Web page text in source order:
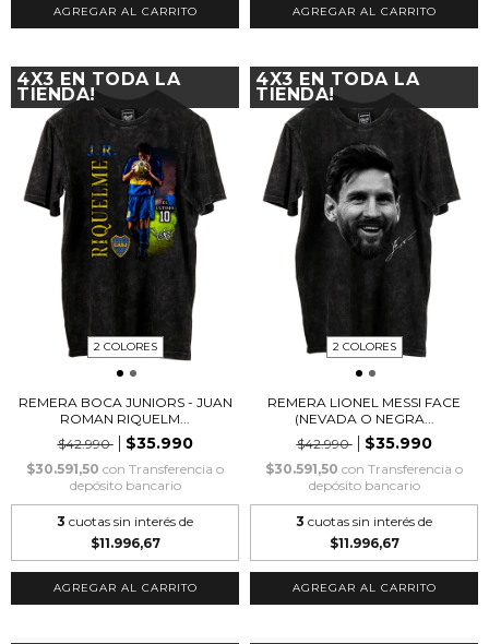
AGREGAR AL CARRITO AGREGAR AL CARRITO
4X3 EN TODA LA
TIENDA!
2 COLORES
REMERA BOCA JUNIORS - JUAN
ROMAN RIQUELM...
$42.990
$35.990
$30.591,50 con Transferencia o
depósito bancario
3 cuotas sin interés de
$11.996,67
AGREGAR AL CARRITO
4X3 EN TODA LA
TIENDA!
2 COLORES
REMERA LIONEL MESSI FACE
(NEVADA O NEGRA...
$42.990
$35.990
$30.591,50 con Transferencia o
depósito bancario
3 cuotas sin interés de
$11.996,67
AGREGAR AL CARRITO